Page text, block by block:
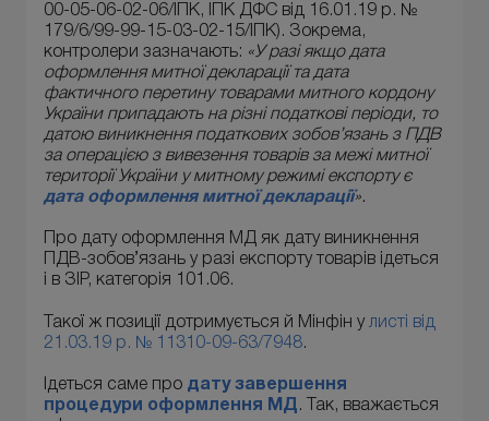
00-05-06-02-06/ІПК, ІПК ДФС від 16.01.19 р. №
179/6/99-99-15-03-02-15/ІПК). Зокрема,
контролери зазначають: «У разі якщо дата
оформлення митної декларації та дата
фактичного перетину товарами митного кордону
України припадають на різні податкові періоди, то
датою виникнення податкових зобов’язань з ПДВ
за операцією з вивезення товарів за межі митної
території України у митному режимі експорту є
дата оформлення митної декларації».
Про дату оформлення МД як дату виникнення
ПДВ-зобов’язань у разі експорту товарів ідеться
і в ЗІР, категорія 101.06.
Такої ж позиції дотримується й Мінфін у листі від
21.03.19 р. № 11310-09-63/7948.
Ідеться саме про дату завершення
процедури оформлення МД . Так, вважається